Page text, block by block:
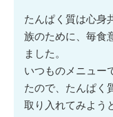
たんぱく質は心身
族のために、毎食
ました。
いつものメニュー
たので、たんぱく
取り入れてみよう